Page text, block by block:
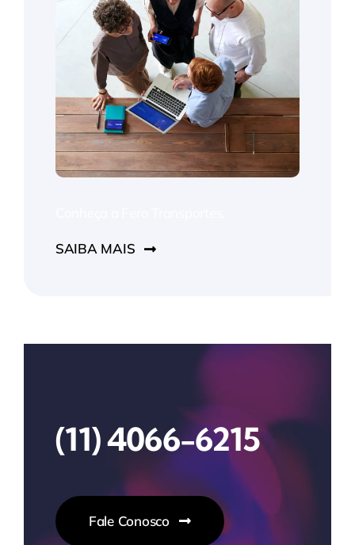
SAIBA MAIS
(11) 4066-6215
Fale Conosco